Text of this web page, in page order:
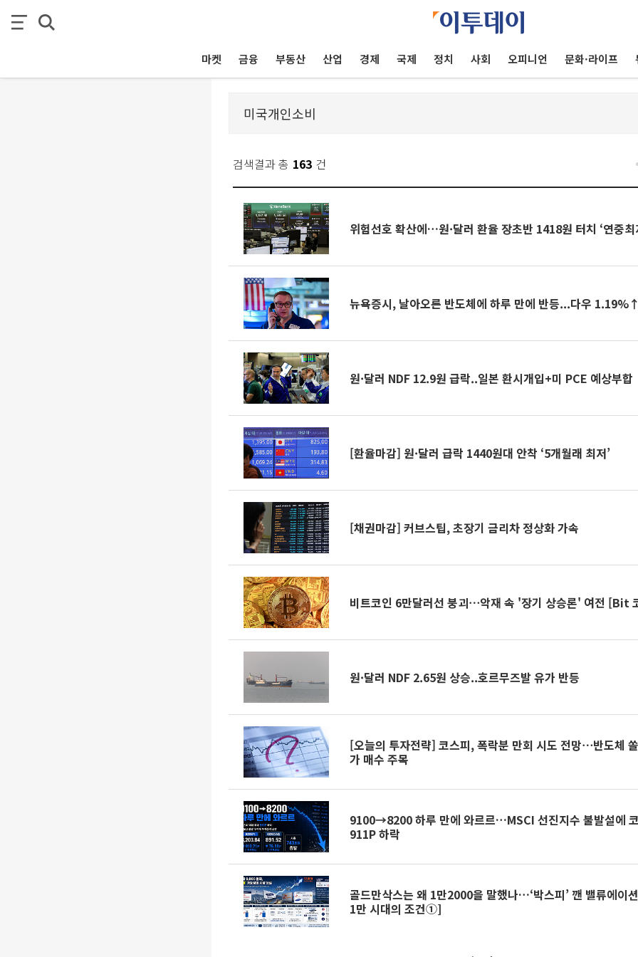
마켓 금융 부동산 산업 경제 국제 정치 사회 오피니언 문화·라이프
검색결과 총 163 건
위험선호 확산에…원·달러 환율 장초반 1418원 터치 ‘연중최
뉴욕증시, 날아오른 반도체에 하루 만에 반등...다우
원·달러 NDF 12.9원 급락..일본 환시개입+미 PCE 예상부합
[환율마감] 원·달러 급락 1440원대 안착 ‘5개월래 최저’
[채권마감] 커브스팁, 초장기 금리차 정상화 가속
비트코인 6만달러선 붕괴⋯악재 속 '장기 상승론' 여전 [Bit
원·달러 NDF 2.65원 상승..호르무즈발 유가 반등
[오늘의 투자전략] 코스피, 폭락분 만회 시도 전망⋯반도체
가 매수 주목
9100→8200 하루 만에 와르르…MSCI 선진지수 불발설에
911P 하락
골드만삭스는 왜 1만2000을 말했나…‘박스피’ 깬 밸류에이
1만 시대의 조건①]